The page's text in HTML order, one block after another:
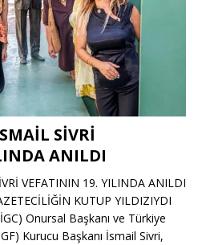
SİVRİ
ANILDI
VEFATININ 19. YILINDA ANILDI
KUTUP YILDIZIYDI
Onursal Başkanı ve Türkiye
Kurucu Başkanı İsmail Sivri,